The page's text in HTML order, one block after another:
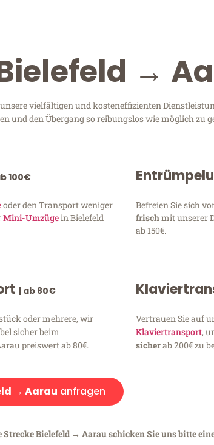
→
vielfältigen und kosteneffizienten
und den Übergang so reibungslos wie möglich zu
100€
oder den Transport weniger
Mini-Umzügein Bielefeld
Befreien Sie sich
frischmit unserer
ab 150€.
| ab 80€
oder mehrere, wir
sicher beim
preiswert ab 80€.
Vertrauen Sie auf
Klaviertransport,
sicherab 200€ zu
→ Aarau anfragen
Bielefeld → Aarau schicken Sie uns bitte